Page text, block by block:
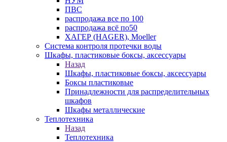
ПВС
распродажа все по 100
распродажа всё по50
ХАГЕР (HAGER), Moeller
Система контроля протечки воды
Шкафы, пластиковые боксы, аксессуары
Назад
Шкафы, пластиковые боксы, аксессуары
Боксы пластиковые
Принадлежности для распределительных
шкафов
Шкафы металлические
Теплотехника
Назад
Теплотехника